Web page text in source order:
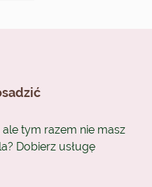
tym razem nie masz
Dobierz usługę